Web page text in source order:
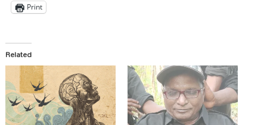
Print
Related